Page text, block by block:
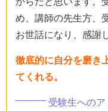
め、講師の先生方、
お世話になり、感謝
徹底的に自分を磨き
てくれる。
受験生への